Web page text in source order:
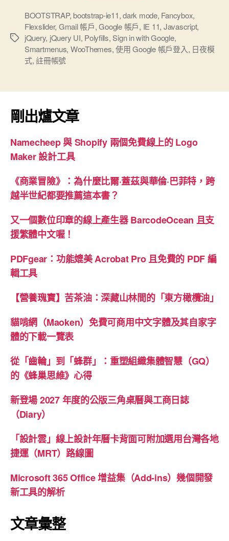
新
增
Google
註
通
Bootstrap
級
標
BOOTSTRAP,bootstrap-ie11,dark mode, Fancybox,
Flexslider, Gmail 帳戶,Google 帳戶, IE 11, Javascript,
jQuery, jQuery UI, Polyfills,Sign in with Google,
Smartmenus, WooThemes,使用​ Google ​帳戶​登入, 日夜模
式, 註冊帳號
剛出爐文章
Namecheep 與 Shopify 兩個免費線上的 Logo
Maker 設計工具
《商業冒險》：為什麼比爾·蓋茲與華倫·巴菲特，跨
越半世紀都要推薦這本書？
又一個數位印章的線上產生器 BarcodeOcean 且支
援繁體中文喔！
PDFgear：功能媲美 Acrobat Pro 且免費的 PDF 編
輯工具
【營養瑰寶】苦茶油：深藏山林間的「東方橄欖油」
貓啃網（Maoken）免費可商用中文字體及其自家字
體的下載一覽表
從「齒輪」到「蜂群」：重塑組織集體智慧（GQ）
的《蜂巢思維》心得
新登場 2027 年度的公版三角桌曆與工商日誌
（Diary）
「設計雲」線上設計年曆卡背面可附加選用台灣各地
捷運（MRT）路線圖
Microsoft 365 Office 增益集（Add-ins）幾個開發
新工具的解析
文章彙整